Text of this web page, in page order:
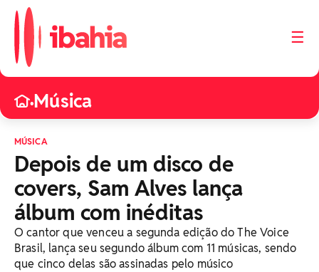
☰
•Música
MÚSICA
Depois de um disco de
covers, Sam Alves lança
álbum com inéditas
O cantor que venceu a segunda edição do The Voice
Brasil, lança seu segundo álbum com 11 músicas, sendo
que cinco delas são assinadas pelo músico